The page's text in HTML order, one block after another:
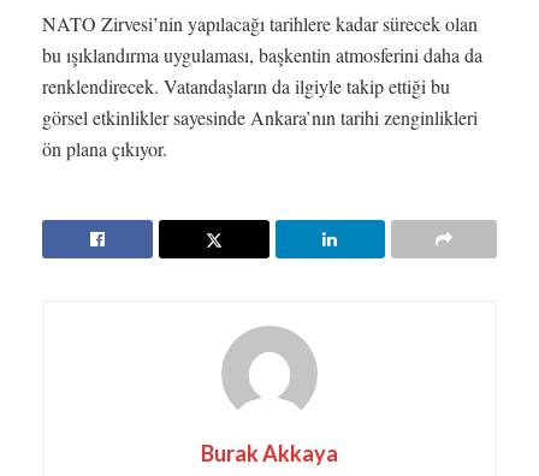
NATO Zirvesi’nin yapılacağı tarihlere kadar sürecek olan
bu ışıklandırma uygulaması, başkentin atmosferini daha da
renklendirecek. Vatandaşların da ilgiyle takip ettiği bu
görsel etkinlikler sayesinde Ankara’nın tarihi zenginlikleri
ön plana çıkıyor.
Burak Akkaya